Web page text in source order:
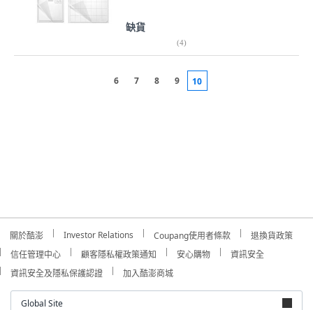
缺貨
(4)
6 7 8 9 10
關於酷澎 Investor Relations Coupang使用者條款
退換貨政策
信任管理中心
顧客隱私權政策通知 安心購物
資訊安全
資訊安全及隱私保護認證
加入酷澎商城
Global Site